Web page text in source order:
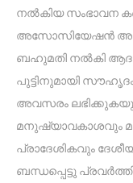
നൽകിയ സംഭാവന
അസോസിയേഷൻ
ബഹുമതി നൽകി
പുട്ടിനുമായി
അവസരം
മനുഷ്യാവകാശവും
പ്രാദേശികവും
ബന്ധപ്പെട്ടു